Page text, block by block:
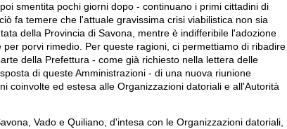
smentita pochi giorni dopo - continuano i primi cittadini di
fa temere che l'attuale gravissima crisi viabilistica non sia
della Provincia di Savona, mentre è indifferibile l'adozione
porvi rimedio. Per queste ragioni, ci permettiamo di ribadire
della Prefettura - come già richiesto nella lettera delle
di queste Amministrazioni - di una nuova riunione
coinvolte ed estesa alle Organizzazioni datoriali e all'Autorità
Vado e Quiliano, d'intesa con le Organizzazioni datoriali,